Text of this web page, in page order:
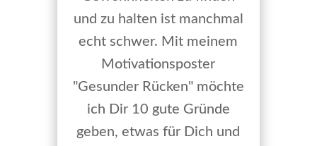
und zu halten ist manchmal
echt schwer. Mit meinem
Motivationsposter
"Gesunder Rücken" möchte
ich Dir 10 gute Gründe
geben, etwas für Dich und